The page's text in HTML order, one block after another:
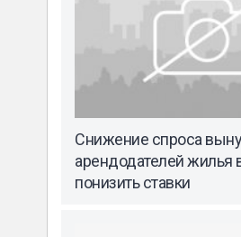
Снижение спроса
арендодателей жилья
понизить ставки